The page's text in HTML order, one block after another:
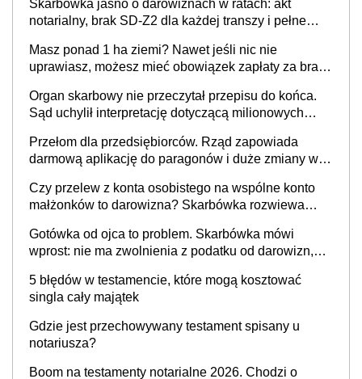
Skarbówka jasno o darowiznach w ratach: akt
notarialny, brak SD-Z2 dla każdej transzy i pełne
Masz ponad 1 ha ziemi? Nawet jeśli nic nie
uprawiasz, możesz mieć obowiązek zapłaty za brak
Organ skarbowy nie przeczytał przepisu do końca.
Sąd uchylił interpretację dotyczącą milionowych
Przełom dla przedsiębiorców. Rząd zapowiada
darmową aplikację do paragonów i duże zmiany w
Czy przelew z konta osobistego na wspólne konto
małżonków to darowizna? Skarbówka rozwiewa
Gotówka od ojca to problem. Skarbówka mówi
wprost: nie ma zwolnienia z podatku od darowizn,
obdarowanego
5 błędów w testamencie, które mogą kosztować
singla cały majątek
Gdzie jest przechowywany testament spisany u
notariusza?
Boom na testamenty notarialne 2026. Chodzi o